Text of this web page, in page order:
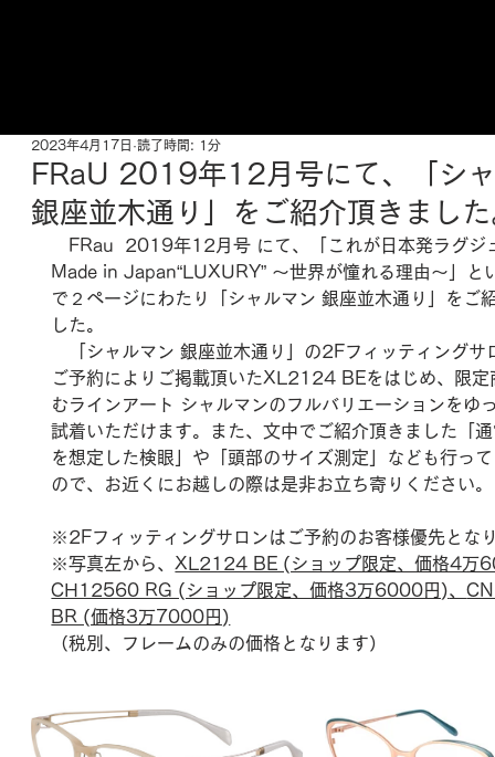
FRaU 2019年12月号にて、「シ
銀座並木通り」をご紹介頂きまし
2023年4月17日 読了時間: 1分
FRau  2019年12月号 にて、「これが日本発ラグジ
Made in Japan“LUXURY” ～世界が憧れる理由～」と
で２ページにわたり「シャルマン 銀座並木通り」をご
した。
「シャルマン 銀座並木通り」の2Fフィッティングサ
ご予約によりご掲載頂いたXL2124 BEをはじめ、限定
むラインアート シャルマンのフルバリエーションをゆ
試着いただけます。また、文中でご紹介頂きました「
を想定した検眼」や「頭部のサイズ測定」なども行っ
ので、お近くにお越しの際は是非お立ち寄りください。
※2Fフィッティングサロンはご予約のお客様優先とな
※写真左から、 XL2124 BE (ショップ限定、価格4万
CH12560 RG (ショップ限定、価格3万6000円)、
BR (価格3万7000円)
（税別、フレームのみの価格となります）